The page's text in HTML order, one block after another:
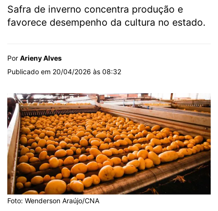
Safra de inverno concentra produção e
favorece desempenho da cultura no estado.
Por Arieny Alves
Publicado em 20/04/2026 às 08:32
Foto: Wenderson Araújo/CNA